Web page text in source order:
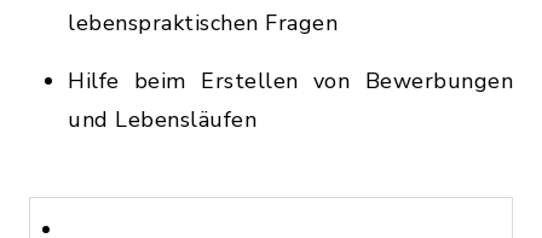
lebenspraktischen Fragen
Hilfe beim Erstellen von Bewerbungen
und Lebensläufen